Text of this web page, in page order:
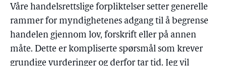
Våre handelsrettslige forpliktelser setter generelle
rammer for myndighetenes adgang til å begrense
handelen gjennom lov, forskrift eller på annen
måte. Dette er kompliserte spørsmål som krever
grundige vurderinger og derfor tar tid. Jeg vil